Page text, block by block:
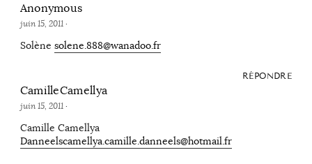
Anonymous
juin 15, 2011·
Solène solene.888@wanadoo.fr
RÉPONDRE
CamilleCamellya
juin 15, 2011·
Camille Camellya
Danneelscamellya.camille.danneels@hotmail.fr